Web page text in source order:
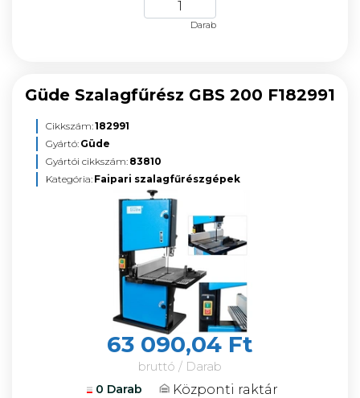
Darab
Güde Szalagfűrész GBS 200 F182991
Cikkszám:182991
Gyártó: Güde
Gyártói cikkszám: 83810
Kategória: Faipari szalagfűrészgépek
63 090,04 Ft
bruttó / Darab
0 Darab
Központi raktár